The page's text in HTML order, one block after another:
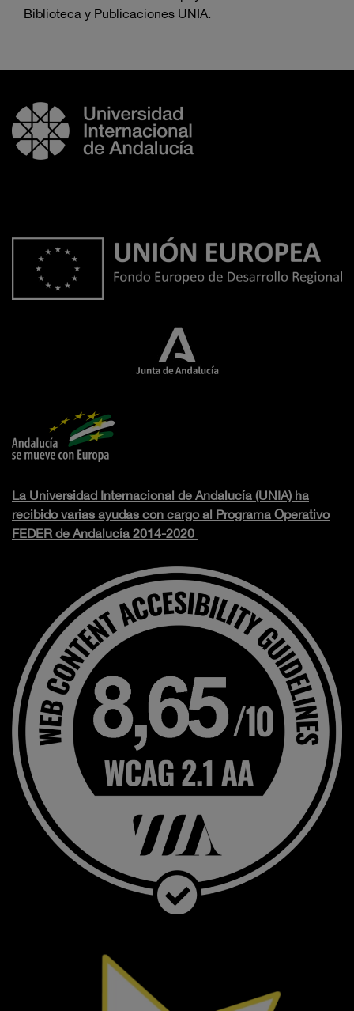
Biblioteca y Publicaciones UNIA.
La Universidad Internacional de Andalucía (UNIA) ha
recibido varias ayudas con cargo al Programa Operativo
FEDER de Andalucía 2014-2020